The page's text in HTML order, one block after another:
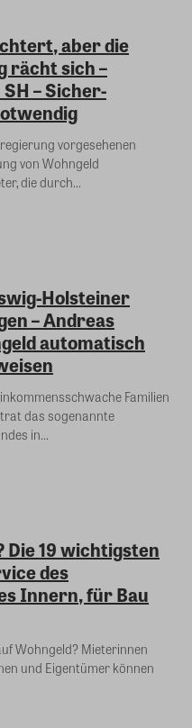
aber die
rächt sich –
– Sicher-
vorgesehenen
von Wohngeld
die durch...
Holsteiner
– Andreas
automatisch
Familien
das sogenannte
in...
Die 19 wichtigsten
des
Innern, für Bau
Wohngeld? Mieterinnen
und Eigentümer können